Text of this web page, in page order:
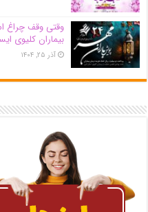
وقتی وقف چراغ
بیماران کلیوی
آذر ۲۵, ۱۴۰۴